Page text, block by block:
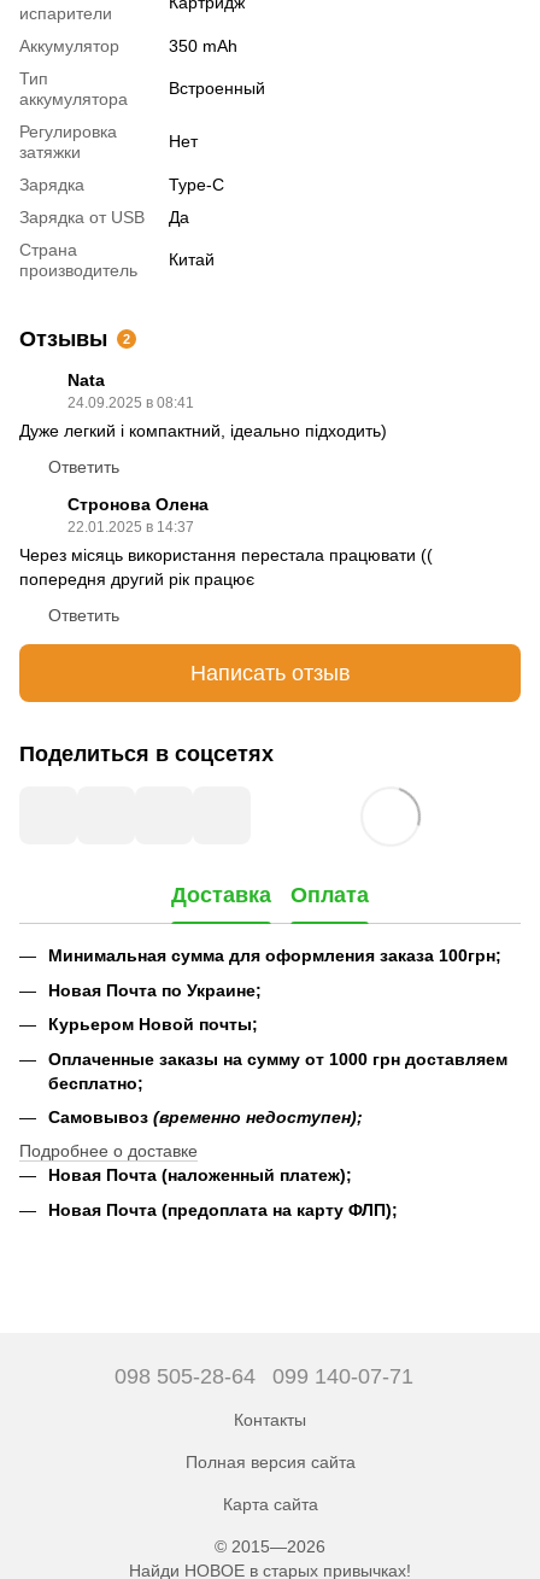
испарители
Аккумулятор
350 mAh
Тип
аккумулятора
Встроенный
Регулировка
затяжки
Нет
Зарядка
Type-C
Зарядка от USB
Да
Страна
производитель
Китай
Отзывы 2
Nata
24.09.2025 в 08:41
Дуже легкий і компактний, ідеально підходить)
Ответить
Стронова Олена
22.01.2025 в 14:37
Через місяць використання перестала працювати ((
попередня другий рік працює
Ответить
Написать отзыв
Поделиться в соцсетях
Доставка Оплата
Минимальная сумма для оформления заказа 100грн;
Новая Почта по Украине;
Курьером Новой почты;
Оплаченные заказы на сумму от 1000 грн доставляем
бесплатно;
Самовывоз (временно недоступен);
Подробнее о доставке
Новая Почта (наложенный платеж);
Новая Почта (предоплата на карту ФЛП);
098 505-28-64 099 140-07-71
Контакты
Полная версия сайта
Карта сайта
© 2015—2026
Найди НОВОЕ в старых привычках!